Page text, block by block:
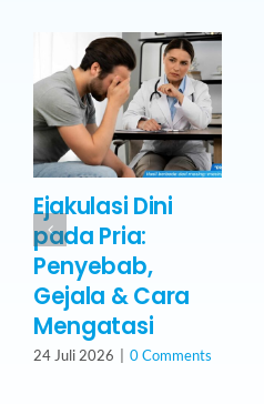
Ejakulasi Dini
pada Pria:
Penyebab,
Gejala & Cara
Mengatasi
24 Juli 2026 0 Comments